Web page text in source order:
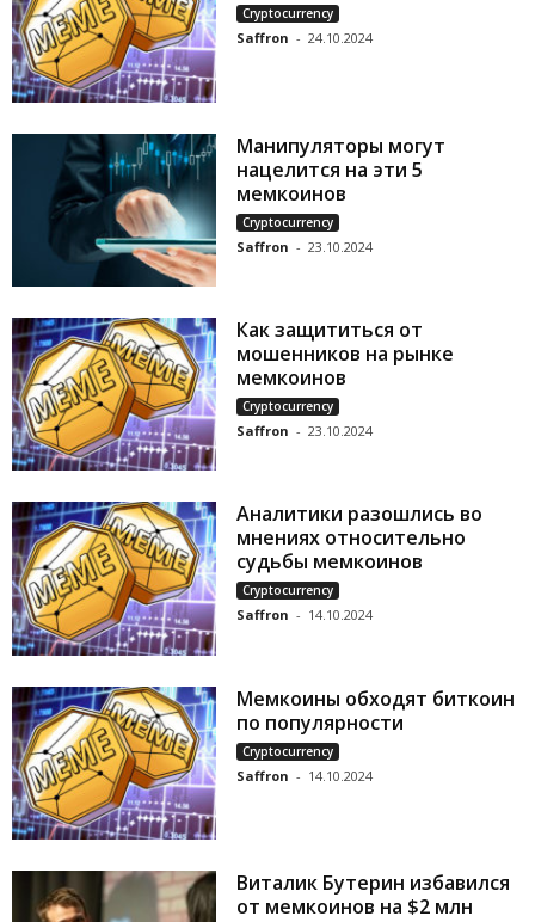
Cryptocurrency
Saffron - 24.10.2024
Манипуляторы могут
нацелится на эти 5
мемкоинов
Cryptocurrency
Saffron - 23.10.2024
Как защититься от
мошенников на рынке
мемкоинов
Cryptocurrency
Saffron - 23.10.2024
Аналитики разошлись во
мнениях относительно
судьбы мемкоинов
Cryptocurrency
Saffron - 14.10.2024
Мемкоины обходят биткоин
по популярности
Cryptocurrency
Saffron - 14.10.2024
Виталик Бутерин избавился
от мемкоинов на $2 млн